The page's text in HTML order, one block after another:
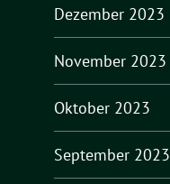
Dezember 2023
November 2023
Oktober 2023
September 2023